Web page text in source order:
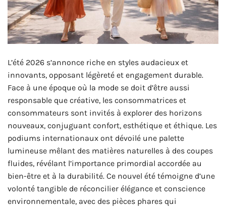
L’été 2026 s’annonce riche en styles audacieux et
innovants, opposant légèreté et engagement durable.
Face à une époque où la mode se doit d’être aussi
responsable que créative, les consommatrices et
consommateurs sont invités à explorer des horizons
nouveaux, conjuguant confort, esthétique et éthique. Les
podiums internationaux ont dévoilé une palette
lumineuse mêlant des matières naturelles à des coupes
fluides, révélant l’importance primordial accordée au
bien-être et à la durabilité. Ce nouvel été témoigne d’une
volonté tangible de réconcilier élégance et conscience
environnementale, avec des pièces phares qui